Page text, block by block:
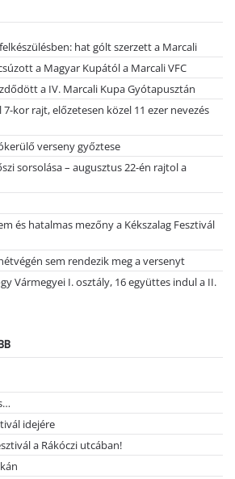
hat gólt szerzett a Marcali
a Magyar Kupától a Marcali VFC
a IV. Marcali Kupa Gyótapusztán
7-kor rajt, előzetesen közel 11 ezer nevezés
verseny győztese
sorsolása – augusztus 22-én rajtol a
és hatalmas mezőny a Kékszalag Fesztivál
sem rendezik meg a versenyt
Vármegyei I. osztály, 16 együttes indul a II.
idejére
a Rákóczi utcában!